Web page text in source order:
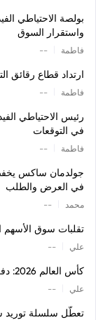
بولصة الاحتياطي
واستقرار السوق
فاطمة --
ارتداد قطاع رقائق
فاطمة --
رئيس الاحتياطي
في التوقعات
فاطمة --
في العرض والطلب
محمد --
تقلبات سوق الأسهم
علي --
كأس العالم 2026: دفعة قوية لأسواق التنبؤات وتعزيز لـ DraftKings
علي --
تعطّل سلسلة توريد